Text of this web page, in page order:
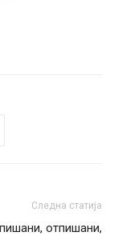
Следна статија
отпишани,